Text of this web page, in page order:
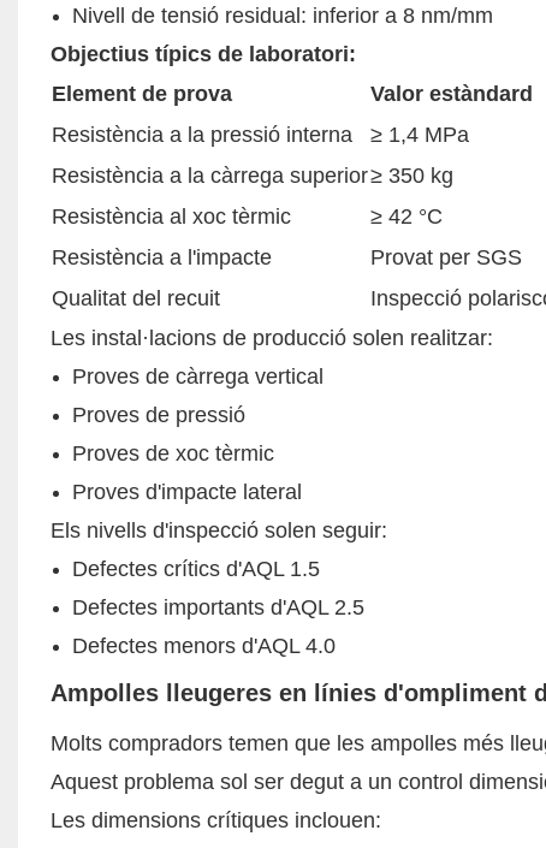
Nivell de tensió residual: inferior a 8 nm/mm
Objectius típics de laboratori:
Element de prova
Valor estàndard
Resistència a la pressió interna
≥ 1,4 MPa
Resistència a la càrrega superior≥ 350 kg
Resistència al xoc tèrmic
≥ 42 °C
Resistència a l'impacte
Provat per SGS
Qualitat del recuit
Inspecció
Les instal·lacions de producció solen realitzar:
Proves de càrrega vertical
Proves de pressió
Proves de xoc tèrmic
Proves d'impacte lateral
Els nivells d'inspecció solen seguir:
Defectes crítics d'AQL 1.5
Defectes importants d'AQL 2.5
Defectes menors d'AQL 4.0
Ampolles lleugeres en línies d'ompliment
Molts compradors temen que les ampolles més
Aquest problema sol ser degut a un control
Les dimensions crítiques inclouen: